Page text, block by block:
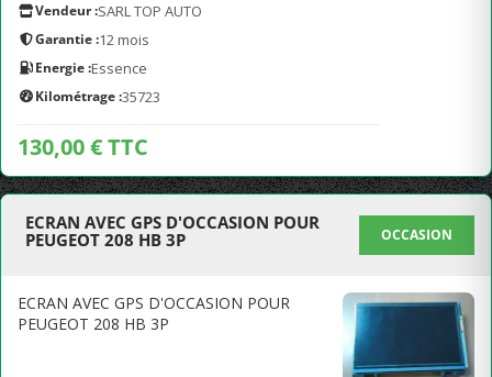
Vendeur :SARL TOP AUTO
Garantie :12 mois
Energie :Essence
Kilométrage :35723
130,00 € TTC
ECRAN AVEC GPS D'OCCASION POUR
PEUGEOT 208 HB 3P
OCCASION
ECRAN AVEC GPS D'OCCASION POUR
PEUGEOT 208 HB 3P